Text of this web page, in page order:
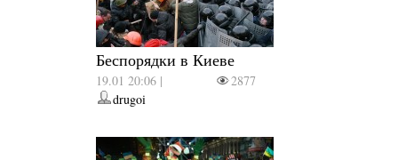
Беспорядки в Киеве
19.01 20:06 |
2877
drugoi